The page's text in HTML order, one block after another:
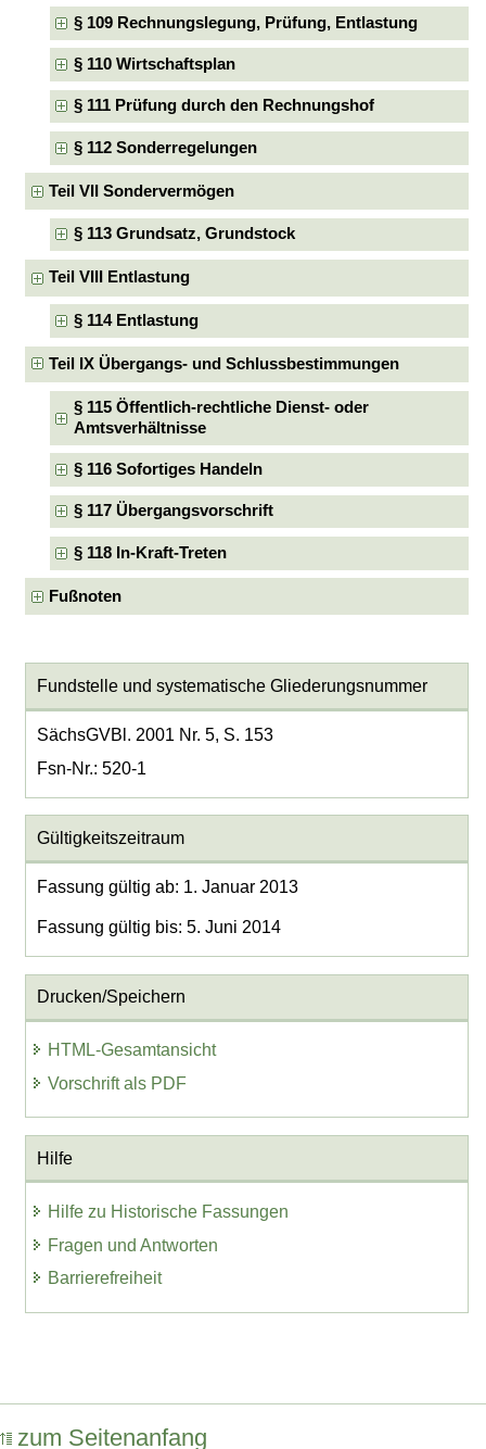
§ 109 Rechnungslegung, Prüfung, Entlastung
§ 110 Wirtschaftsplan
§ 111 Prüfung durch den Rechnungshof
§ 112 Sonderregelungen
Teil VII Sondervermögen
§ 113 Grundsatz, Grundstock
Teil VIII Entlastung
§ 114 Entlastung
Teil IX Übergangs- und Schlussbestimmungen
§ 115 Öffentlich-rechtliche Dienst- oder
Amtsverhältnisse
§ 116 Sofortiges Handeln
§ 117 Übergangsvorschrift
§ 118 In-Kraft-Treten
Fußnoten
Fundstelle und systematische Gliederungsnummer
SächsGVBl. 2001 Nr. 5, S. 153
Fsn-Nr.: 520-1
Gültigkeitszeitraum
Fassung gültig ab: 1. Januar 2013
Fassung gültig bis: 5. Juni 2014
Drucken/Speichern
HTML-Gesamtansicht
Vorschrift als PDF
Hilfe
Hilfe zu Historische Fassungen
Fragen und Antworten
Barrierefreiheit
zum Seitenanfang